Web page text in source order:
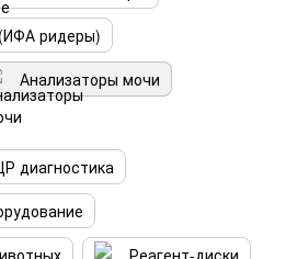
ридеры)
Анализаторы мочи
диагностика
Реагент-диски